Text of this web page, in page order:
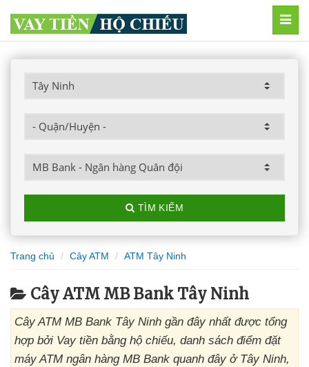
TÌM KIẾM
Trang chủ Cây ATM ATM Tây Ninh
Cây ATM MB Bank Tây Ninh
Cây ATM MB Bank Tây Ninh gần đây nhất được tổng
hợp bởi Vay tiền bằng hộ chiếu, danh sách điểm đặt
máy ATM ngân hàng MB Bank quanh đây ở Tây Ninh,